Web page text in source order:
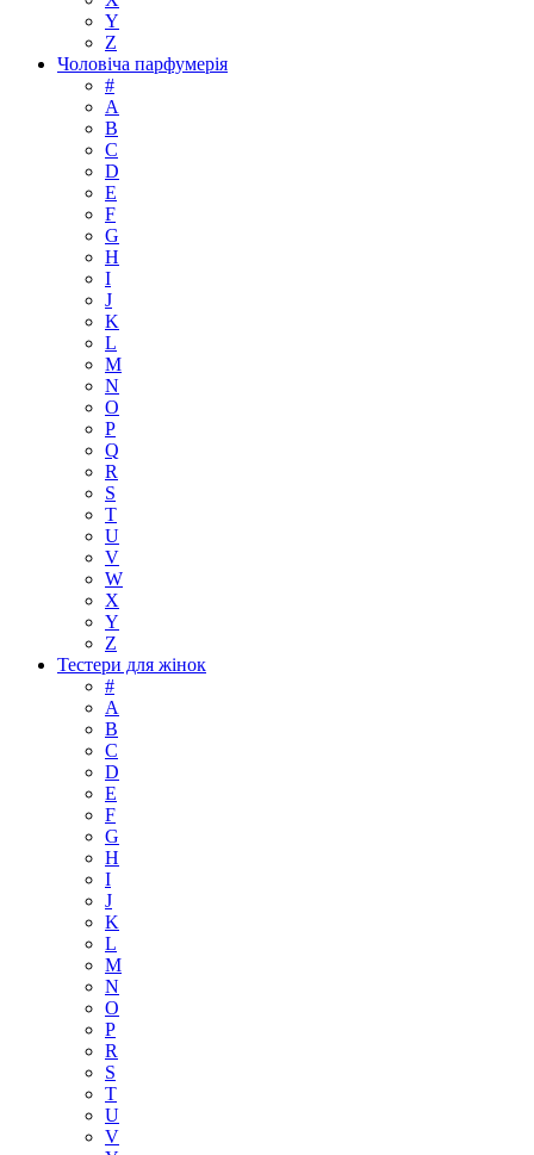
Y
Z
Чоловіча парфумерія
#
A
B
C
D
E
F
G
H
I
J
K
L
M
N
O
P
Q
R
S
T
U
V
W
X
Y
Z
Тестери для жінок
#
A
B
C
D
E
F
G
H
I
J
K
L
M
N
O
P
R
S
T
U
V